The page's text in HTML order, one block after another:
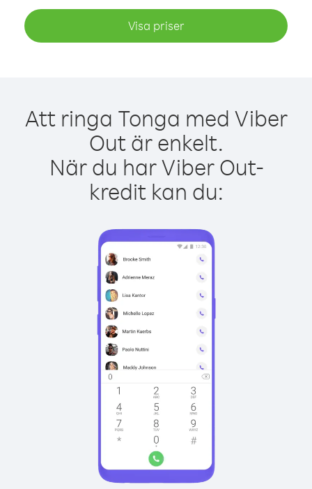
Visa priser
Att ringa Tonga med Viber
Out är enkelt.
När du har Viber Out-
kredit kan du: